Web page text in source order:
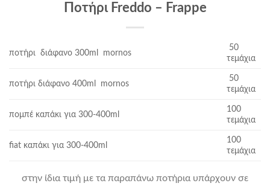
Ποτήρι Freddo – Frappe
ποτήρι διάφανο 300ml mornos
50
τεμάχια
ποτήρι διάφανο 400ml mornos
50
τεμάχια
πομπέ καπάκι για 300-400ml
100
τεμάχια
fiat καπάκι για 300-400ml
100
τεμάχια
στην ίδια τιμή με τα παραπάνω ποτήρια υπάρχουν σε